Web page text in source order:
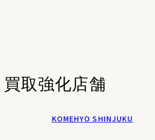
買取強化店舗
KOMEHYO SHINJUKU